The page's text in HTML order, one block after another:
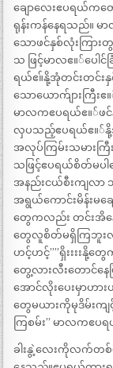
ချောလေးဧပရယ်ကတေ
ရုန်းကန်နေရသည်။ မ
သောဖင်နှစ်လုံးကြား
သ ဖြင့်မာလဧ။်ပေါ
ရယ်ဧ။်နို့အုံတင်းတင်း
သောယောက်ျားကြီး
မာလကဧပရယ်ဧ။်ဖင်နှ
လှပသည့်ဧပရယ်ဧ။်နို့
အလုပ်ကြမ်းသမားကြီ
သဖြင့်ဧပရယ်စိတ်မ
အနည်းငယ်စီးကျလာ
အရွယ်ကောင်းမိန်းမချ
တွေကလည်း တင်းအိန
တွေလူစိတ်မရှိကြဘူးလ
ဟင့်ဟင့်””ရှိးးးးနို့
တွေ့လားလီးတောင်နေ
အောင်လိုးပေးမှာဟား
တွေမယားကိုမုဒိမ်းက
ကြစမ်း” မာလကဧပ
ခါးနွဲ့လေးကိုလက်တစ်ဖ